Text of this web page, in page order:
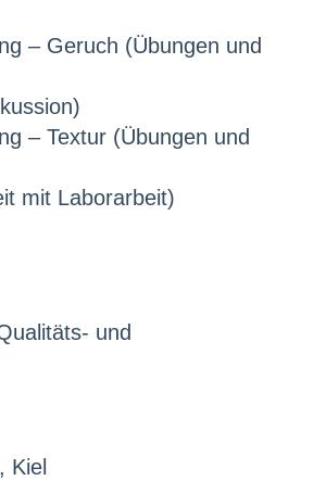
– Geruch (Übungen und
– Textur (Übungen und
mit Laborarbeit)
und
Kiel